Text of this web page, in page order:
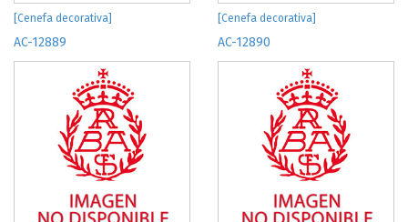
[Cenefa decorativa] [Cenefa decorativa]
AC-12889 AC-12890